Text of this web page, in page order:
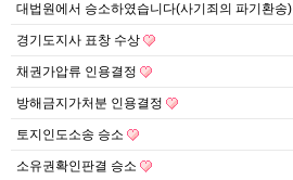
대법원에서 승소하였습니다(사기죄의 파기환송)
경기도지사 표창 수상
채권가압류 인용결정
방해금지가처분 인용결정
토지인도소송 승소
소유권확인판결 승소